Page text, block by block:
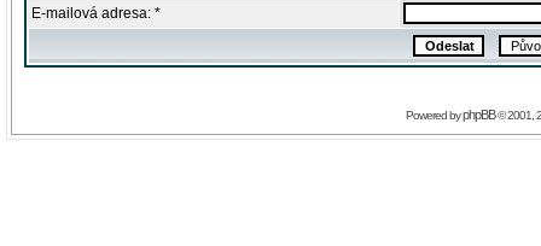
E-mailová adresa: *
Powered byphpBB© 2001,